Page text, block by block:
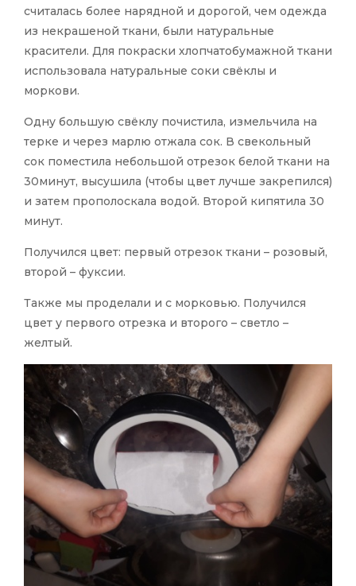
считалась более нарядной и дорогой, чем одежда
из некрашеной ткани, были натуральные
красители. Для покраски хлопчатобумажной ткани
использовала натуральные соки свёклы и
моркови.
Одну большую свёклу почистила, измельчила на
терке и через марлю отжала сок. В свекольный
сок поместила небольшой отрезок белой ткани на
30минут, высушила (чтобы цвет лучше закрепился)
и затем прополоскала водой. Второй кипятила 30
минут.
Получился цвет: первый отрезок ткани – розовый,
второй – фуксии.
Также мы проделали и с морковью. Получился
цвет у первого отрезка и второго – светло –
желтый.